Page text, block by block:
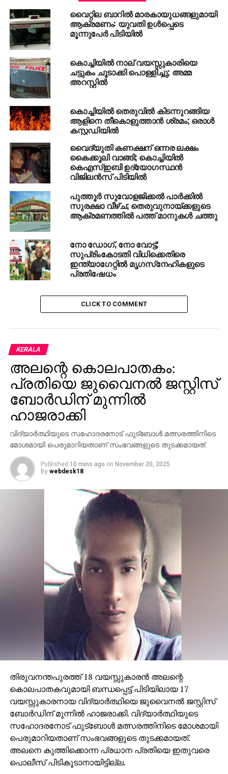
വൈറ്റില ബാറില്‍ മാരകായുധങ്ങളുമായി
ആക്രമണം: യുവതി ഉള്‍പ്പെടെ
മൂന്നുപേര്‍ പിടിയില്‍
കൊച്ചിയില്‍ നാല് വയസ്സുകാരിയെ
ചട്ടുകം ചൂടാക്കി പൊള്ളിച്ചു; അമ്മ
അറസ്റ്റില്‍
കൊച്ചിയില്‍ തെരുവില്‍ കിടന്നുറങ്ങിയ
ആളിനെ തീകൊളുത്താന്‍ ശ്രമം; ഒരാള്‍
കസ്റ്റഡിയില്‍
വൈദ്യുതി കണക്ഷന് ഒന്നര ലക്ഷം
കൈക്കൂലി വാങ്ങി; കൊച്ചിയില്‍
കെഎസ്ഇബി ഉദ്യോഗസ്ഥന്‍
വിജിലന്‍സ് പിടിയില്‍
പുത്തൂര്‍ സുവോളജിക്കല്‍ പാര്‍ക്കില്‍
സുരക്ഷാ വീഴ്ച; തെരുവുനായ്ക്കളുടെ
ആക്രമണത്തില്‍ പത്ത് മാനുകള്‍ ചത്തു
നോ ഡോഗ്, നോ വോട്ട്;
സുപ്രിംകോടതി വിധിക്കെതിരെ
ഇന്ത്യാഗേറ്റില്‍ മൃഗസ്‌നേഹികളുടെ
പ്രതിഷേധം
CLICK TO COMMENT
KERALA
അലന്റെ കൊലപാതകം:
പ്രതിയെ ജുവൈനല്‍ ജസ്റ്റിസ്
ബോര്‍ഡിന് മുന്നില്‍
ഹാജരാക്കി
വിദ്യാര്‍ത്ഥിയുടെ സഹോദരനോട് ഫുട്ബോള്‍ മത്സരത്തിനിടെ
മോശമായി പെരുമാറിയതാണ് സംഭവങ്ങളുടെ തുടക്കമായത്.
Published 10 mins ago on November 20, 2025
By webdesk18
തിരുവനന്തപുരത്ത് 18 വയസ്സുകാരന്‍ അലന്റെ
കൊലപാതകവുമായി ബന്ധപ്പെട്ട് പിടിയിലായ 17
വയസ്സുകാരനായ വിദ്യാര്‍ത്ഥിയെ ജുവൈനല്‍ ജസ്റ്റിസ്
ബോര്‍ഡിന് മുന്നില്‍ ഹാജരാക്കി. വിദ്യാര്‍ത്ഥിയുടെ
സഹോദരനോട് ഫുട്ബോള്‍ മത്സരത്തിനിടെ മോശമായി
പെരുമാറിയതാണ് സംഭവങ്ങളുടെ തുടക്കമായത്.
അലനെ കുത്തിക്കൊന്ന പ്രധാന പ്രതിയെ ഇതുവരെ
പൊലീസ് പിടികൂടാനായിട്ടില്ല.